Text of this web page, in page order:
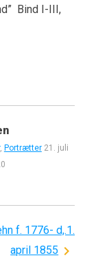
Bind I-III,
, Portrætter 21. juli
f. 1776- d,.1.
april 1855